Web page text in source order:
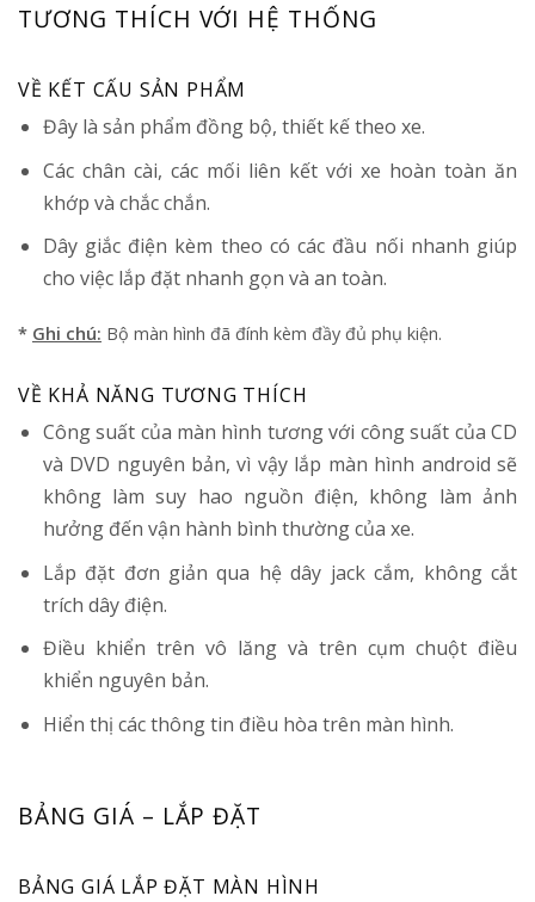
TƯƠNG THÍCH VỚI HỆ THỐNG
VỀ KẾT CẤU SẢN PHẨM
Đây là sản phẩm đồng bộ, thiết kế theo xe.
Các chân cài, các mối liên kết với xe hoàn toàn ăn
khớp và chắc chắn.
Dây giắc điện kèm theo có các đầu nối nhanh giúp
cho việc lắp đặt nhanh gọn và an toàn.
* Ghi chú: Bộ màn hình đã đính kèm đầy đủ phụ kiện.
VỀ KHẢ NĂNG TƯƠNG THÍCH
Công suất của màn hình tương với công suất của CD
và DVD nguyên bản, vì vậy lắp màn hình android sẽ
không làm suy hao nguồn điện, không làm ảnh
hưởng đến vận hành bình thường của xe.
Lắp đặt đơn giản qua hệ dây jack cắm, không cắt
trích dây điện.
Điều khiển trên vô lăng và trên cụm chuột điều
khiển nguyên bản.
Hiển thị các thông tin điều hòa trên màn hình.
BẢNG GIÁ – LẮP ĐẶT
BẢNG GIÁ LẮP ĐẶT MÀN HÌNH